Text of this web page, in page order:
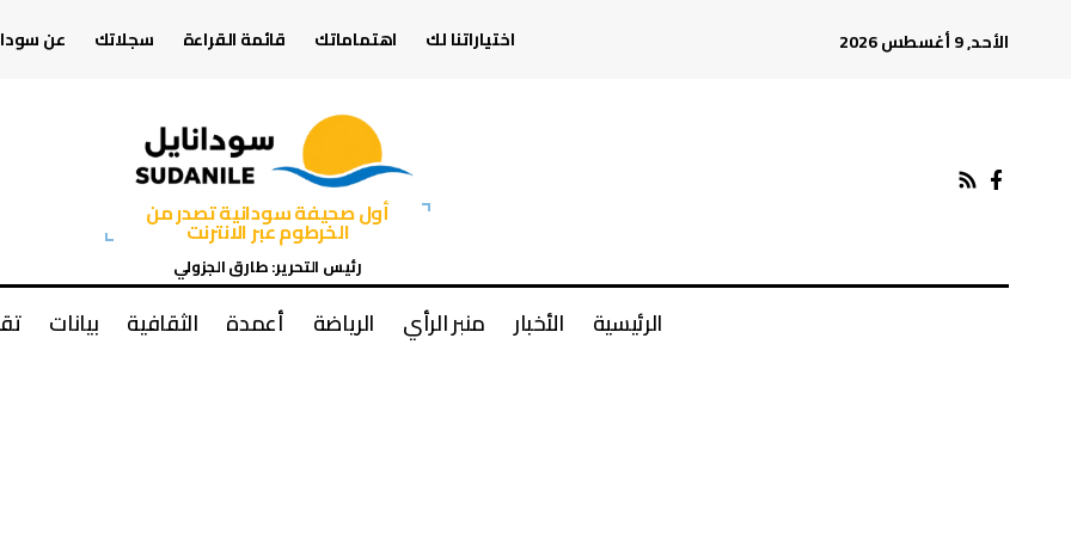
الأحد, 9 أغسطس 2026 اختياراتنا لك اهتماماتك قائمة القراءة سجلاتك عن
أول صحيفة سودانية تصدر من
الخرطوم عبر الانترنت
رئيس التحرير: طارق الجزولي
الرئيسية الأخبار منبر الرأي الرياضة أعمدة الثقافية بيانات